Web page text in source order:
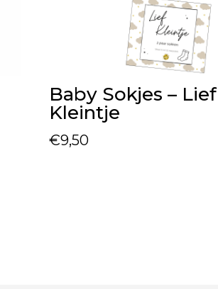
Baby Sokjes – Lief
Kleintje
€9,50